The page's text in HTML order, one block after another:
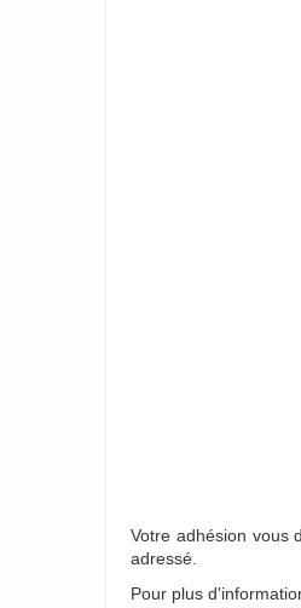
Votre adhésion vous
adressé.
Pour plus